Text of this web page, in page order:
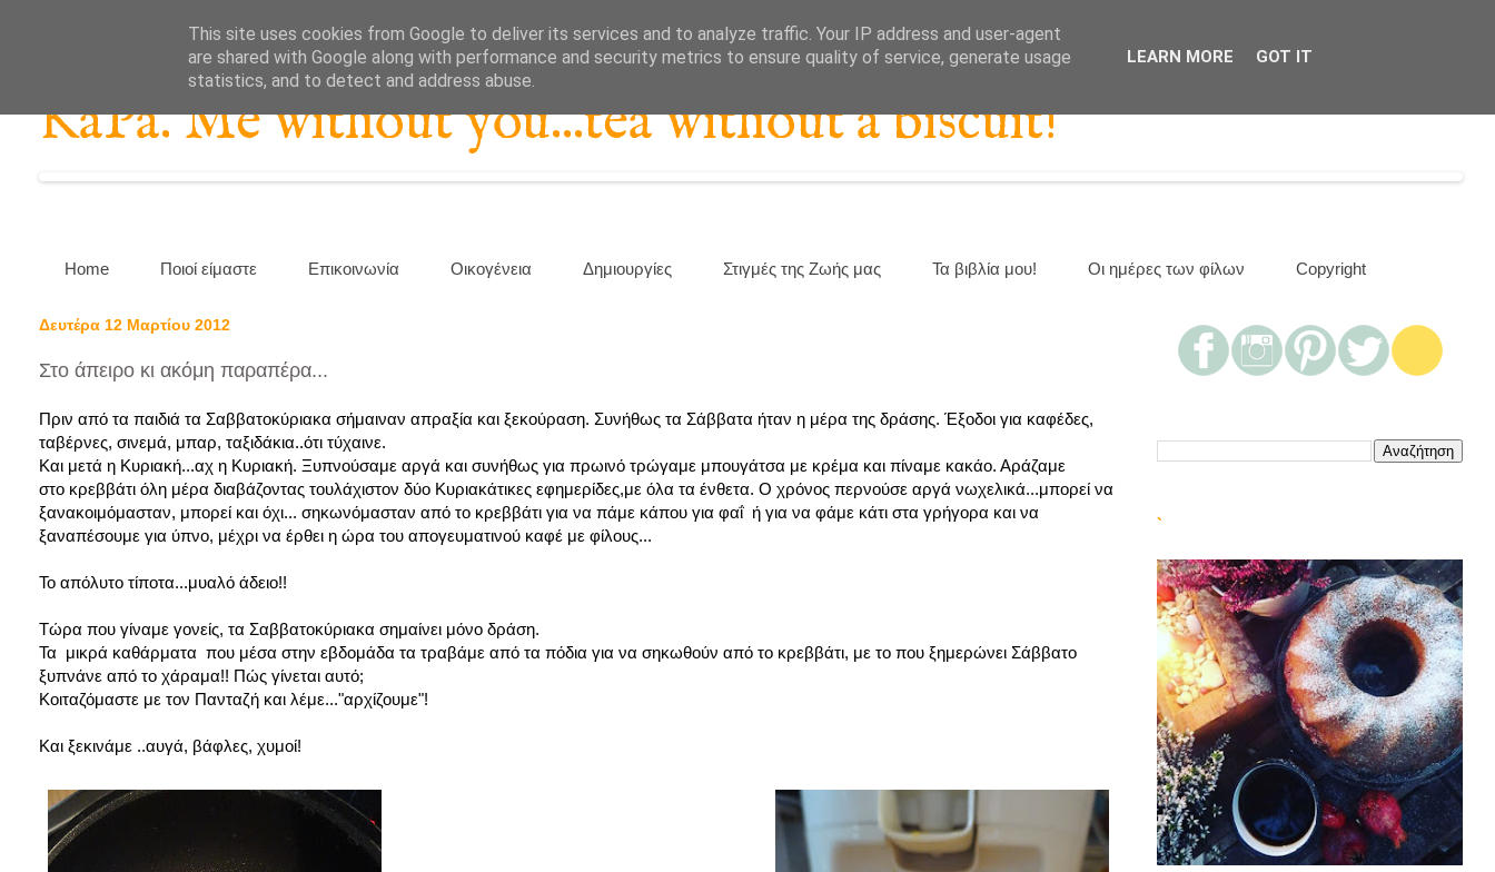
KaPa. Me without you...tea without a biscuit!
Home Ποιοί είμαστε Επικοινωνία Οικογένεια Δημιουργίες Στιγμές της Ζωής μας Τα βιβλία μου! Οι ημέρες των φίλων Copyright
Δευτέρα 12 Μαρτίου 2012
Στο άπειρο κι ακόμη παραπέρα...
Πριν από τα παιδιά τα Σαββατοκύριακα σήμαιναν απραξία και ξεκούραση. Συνήθως τα Σάββατα ήταν η μέρα της δράσης. Έξοδοι για καφέδες,
ταβέρνες, σινεμά, μπαρ, ταξιδάκια..ότι τύχαινε.
Και μετά η Κυριακή...αχ η Κυριακή. Ξυπνούσαμε αργά και συνήθως για πρωινό τρώγαμε μπουγάτσα με κρέμα και πίναμε κακάο. Αράζαμε
στο κρεββάτι όλη μέρα διαβάζοντας τουλάχιστον δύο Κυριακάτικες εφημερίδες,με όλα τα ένθετα. Ο χρόνος περνούσε αργά νωχελικά...μπορεί να
ξανακοιμόμασταν, μπορεί και όχι... σηκωνόμασταν από το κρεββάτι για να πάμε κάπου για φαΐ ή για να φάμε κάτι στα γρήγορα και να
ξαναπέσουμε για ύπνο, μέχρι να έρθει η ώρα του απογευματινού καφέ με φίλους...
Το απόλυτο τίποτα...μυαλό άδειο!!
Τώρα που γίναμε γονείς, τα Σαββατοκύριακα σημαίνει μόνο δράση.
Τα μικρά καθάρματα που μέσα στην εβδομάδα τα τραβάμε από τα πόδια για να σηκωθούν από το κρεββάτι, με το που ξημερώνει Σάββατο
ξυπνάνε από το χάραμα!! Πώς γίνεται αυτό;
Κοιταζόμαστε με τον Πανταζή και λέμε..."αρχίζουμε"!
Και ξεκινάμε ..αυγά, βάφλες, χυμοί!
`
This site uses cookies from Google to deliver its services and to analyze traffic. Your IP address and user-agent
are shared with Google along with performance and security metrics to ensure quality of service, generate usage
statistics, and to detect and address abuse.
LEARN MORE GOT IT